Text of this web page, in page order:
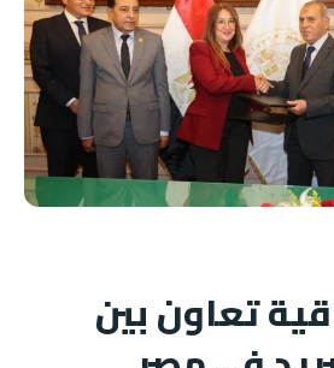
تعاون بين